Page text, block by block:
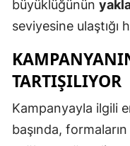
büyüklüğünün
seviyesine ulaştığı
TARTIŞILIYOR
Kampanyayla ilgili
başında, formaların